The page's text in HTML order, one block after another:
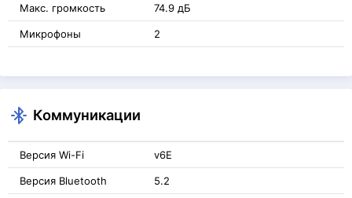
Макс. громкость 74.9 дБ
Микрофоны 2
Коммуникации
Версия Wi-Fi v6E
Версия Bluetooth 5.2